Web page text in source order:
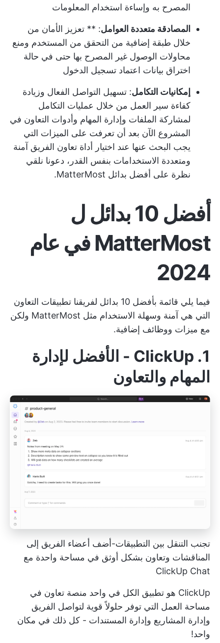
المصرح به وإساءة استخدام المعلومات
المصادقة متعددة العوامل: ** تعزيز الأمان من
خلال طبقة إضافية من التحقق من المستخدم ومنع
محاولات الوصول غير المصرح بها حتى في حالة
اختراق بيانات اعتماد تسجيل الدخول
إمكانيات التكامل: تسهيل التواصل الفعال وزيادة
كفاءة سير العمل من خلال عمليات التكامل
لمشاركة الملفات وإدارة المهام وأدوات التعاون في
المشروع الآن بعد أن تعرفت على الميزات التي
يجب البحث عنها عند اختيار أداة تعاون الفريق آمنة
ومتعددة الاستخدامات بنفس القدر، دعونا نلقي
نظرة على أفضل بدائل MatterMost.
أفضل 10 بدائل ل
MatterMost في عام
2024
فيما يلي قائمة بأفضل 10 بدائل لفريقنا
تطبيقات التعاون
التي هي آمنة وسهلة الاستخدام مثل MatterMost ولكن
مع ميزات ووظائف إضافية.
1. ClickUp - الأفضل لإدارة
المهام والتعاون
تجنب التنقل بين التطبيقات-أضف أعضاء الفريق إلى
المناقشات وتعاون بشكل أوثق في مساحة واحدة مع
ClickUp Chat
ClickUp هو تطبيق الكل في واحد
منصة تعاون في
مساحة العمل التي توفر حلولاً قوية لتواصل الفريق
وإدارة المشاريع وإدارة المستندات - كل ذلك في مكان
واحد!